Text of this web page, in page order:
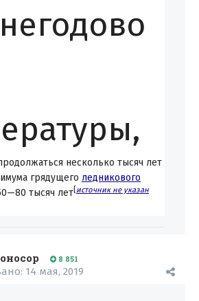
несколько тысяч лет
грядущего ледникового
тысяч лет источник не указан
8 851
14 мая, 2019